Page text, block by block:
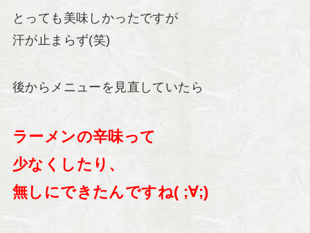
とっても美味しかったですが
汗が止まらず(笑)
後からメニューを見直していたら
ラーメンの辛味って
少なくしたり、
無しにできたんですね( ;∀;)